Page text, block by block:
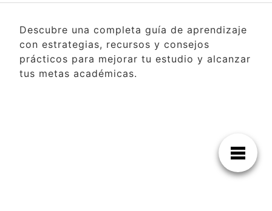
Descubre una completa guía de aprendizaje
con estrategias, recursos y consejos
prácticos para mejorar tu estudio y alcanzar
tus metas académicas.